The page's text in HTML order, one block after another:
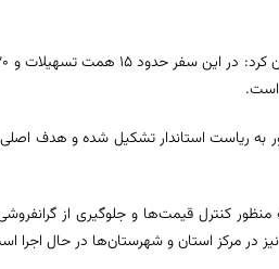
است.
به ریاست استاندار تشکیل شده و هدف
کنترل قیمت‌ها و جلوگیری از
در مرکز استان و شهرستان‌ها در حال اجرا